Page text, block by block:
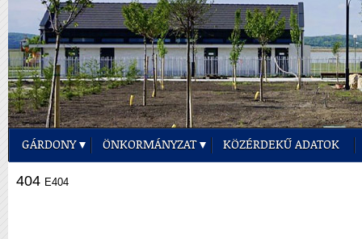
GÁRDONY ÖNKORMÁNYZAT KÖZÉRDEKŰ ADATOK
404 E404